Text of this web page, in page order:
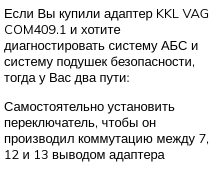
Если Вы купили адаптер KKL VAG
COM409.1 и хотите
диагностировать систему АБС и
систему подушек безопасности,
тогда у Вас два пути:
Самостоятельно установить
переключатель, чтобы он
производил коммутацию между 7,
12 и 13 выводом адаптера